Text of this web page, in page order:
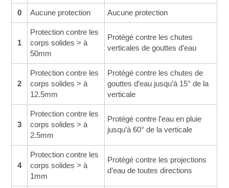
0 Aucune protection Aucune protection
1
Protection contre les
corps solides > à
50mm
Protégé contre les chutes
verticales de gouttes d’eau
2
Protection contre les
corps solides > à
12.5mm
Protégé contre les chutes de
gouttes d’eau jusqu’à 15° de la
verticale
3
Protection contre les
corps solides > à
2.5mm
Protégé contre l’eau en pluie
jusqu’à 60° de la verticale
4
Protection contre les
corps solides > à
1mm
Protégé contre les projections
d’eau de toutes directions